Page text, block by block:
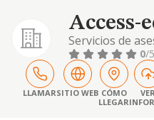
Access-
Servicios de
especializados
e imagen
de cosmética,
complemento
0/5
LLAMARSITIO WEB CÓMO
LLEGAR